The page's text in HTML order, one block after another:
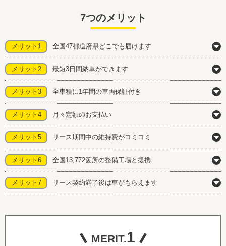
7つのメリット
メリット1 全国47都道府県どこでも届けます
メリット2 最短3日間納車ができます
メリット3 全車種に1年間の車両保証付き
メリット4 月々定額のお支払い
メリット5 リース期間中の維持費がコミコミ
メリット6 全国13,772箇所の整備工場と提携
メリット7 リース契約満了後は車がもらえます
MERIT.1